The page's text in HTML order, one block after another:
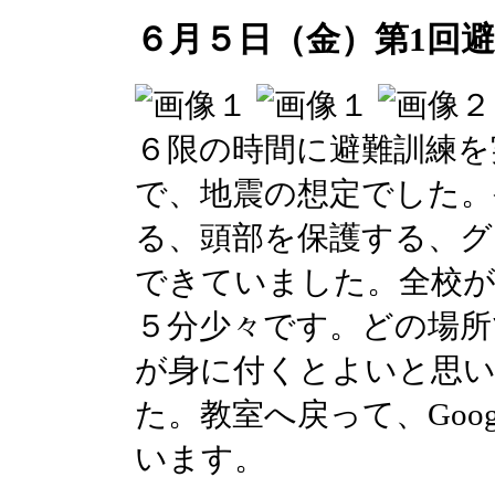
６月５日（金）第1回
６限の時間に避難訓練
で、地震の想定でした
る、頭部を保護する、
できていました。全校
５分少々です。どの場
が身に付くとよいと思
た。教室へ戻って、
います。